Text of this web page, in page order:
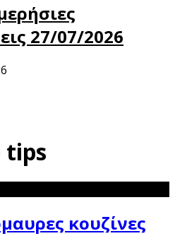
27/07/2026
tips
κουζίνες